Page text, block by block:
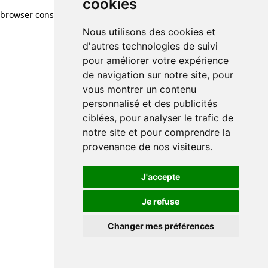
cookies
Nous utilisons des cookies et
d'autres technologies de suivi
pour améliorer votre expérience
de navigation sur notre site, pour
vous montrer un contenu
personnalisé et des publicités
ciblées, pour analyser le trafic de
notre site et pour comprendre la
provenance de nos visiteurs.
J'accepte
Je refuse
Changer mes préférences
cookies
Nous utilisons des cookies et
d'autres technologies de suivi
pour améliorer votre expérience
de navigation sur notre site, pour
vous montrer un contenu
personnalisé et des publicités
ciblées, pour analyser le trafic de
notre site et pour comprendre la
provenance de nos visiteurs.
J'accepte
Je refuse
Changer mes préférences
browser console for more information)